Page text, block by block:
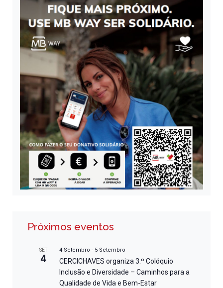
Próximos eventos
SET
4
4 Setembro - 5 Setembro
CERCICHAVES organiza 3.º Colóquio
Inclusão e Diversidade – Caminhos para a
Qualidade de Vida e Bem-Estar